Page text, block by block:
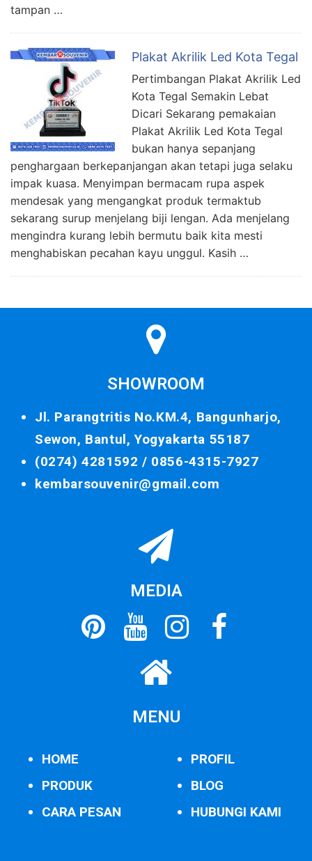
tampan …
Plakat Akrilik Led Kota Tegal
Pertimbangan Plakat Akrilik Led
Kota Tegal Semakin Lebat
Dicari Sekarang pemakaian
Plakat Akrilik Led Kota Tegal
bukan hanya sepanjang
penghargaan berkepanjangan akan tetapi juga selaku
impak kuasa. Menyimpan bermacam rupa aspek
mendesak yang mengangkat produk termaktub
sekarang surup menjelang biji lengan. Ada menjelang
mengindra kurang lebih bermutu baik kita mesti
menghabiskan pecahan kayu unggul. Kasih …
SHOWROOM
Jl. Parangtritis No.KM.4, Bangunharjo,
Sewon, Bantul, Yogyakarta 55187
(0274) 4281592 / 0856-4315-7927
kembarsouvenir@gmail.com
MEDIA
MENU
HOME
PRODUK
CARA PESAN
PROFIL
BLOG
HUBUNGI KAMI